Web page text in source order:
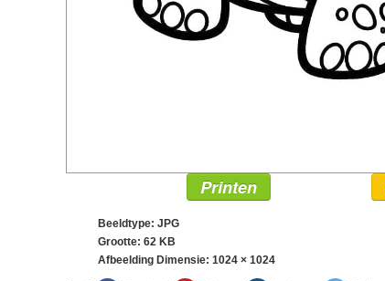
Printen
Beeldtype: JPG
Grootte: 62 KB
Afbeelding Dimensie: 1024 × 1024